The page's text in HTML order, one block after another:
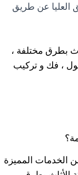
عن طريق
بطرق مختلفة ،
، فك و تركيب
الخدمات المميزة